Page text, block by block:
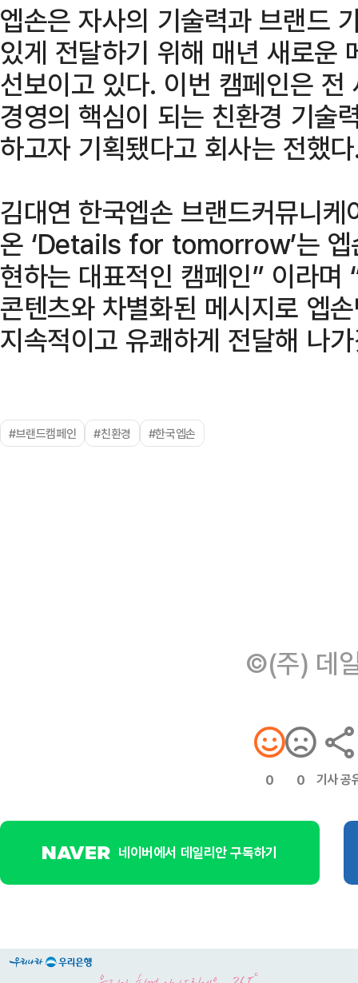
엡손은 자사의 기술력과 브랜드
있게 전달하기 위해 매년 새로운
선보이고 있다. 이번 캠페인은
경영의 핵심이 되는 친환경 기술
하고자 기획됐다고 회사는 전했
김대연 한국엡손 브랜드커뮤니
온 ‘Details for tomorrow’는 엡
현하는 대표적인 캠페인” 이라며
콘텐츠와 차별화된 메시지로 엡
지속적이고 유쾌하게 전달해 나
#브랜드캠페인 #친환경 #한국엡손
©(주) 데
0 0 기사 공
네이버에서 데일리안 구독하기